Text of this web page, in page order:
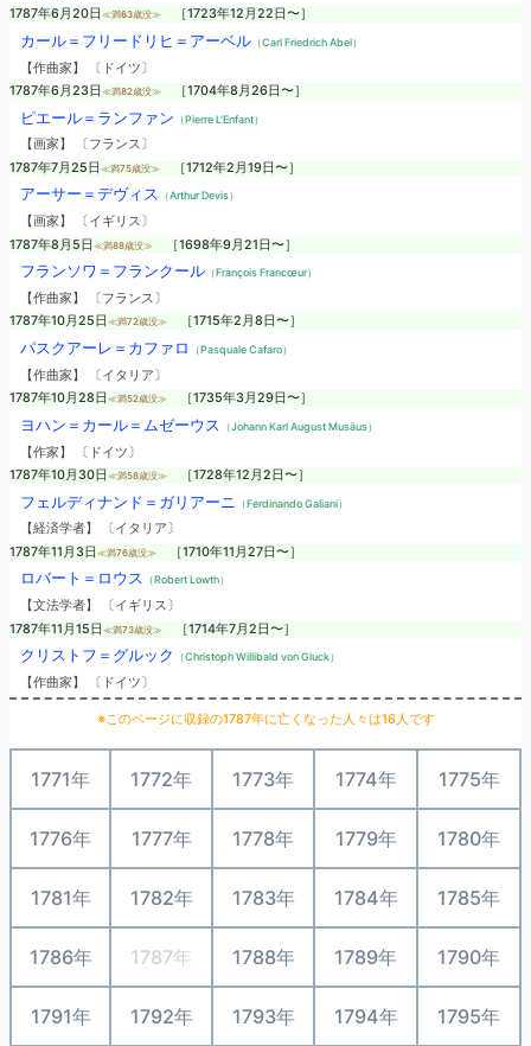
1787年6月20日 ≪満63歳没≫ ［1723年12月22日〜］
カール＝フリードリヒ＝アーベル（Carl Friedrich Abel）
【作曲家】 〔ドイツ〕
1787年6月23日 ≪満82歳没≫ ［1704年8月26日〜］
ピエール＝ランファン （Pierre L'Enfant）
【画家】 〔フランス〕
1787年7月25日 ≪満75歳没≫ ［1712年2月19日〜］
アーサー＝デヴィス （Arthur Devis）
【画家】 〔イギリス〕
1787年8月5日 ≪満88歳没≫ ［1698年9月21日〜］
フランソワ＝フランクール（François Francœur）
【作曲家】 〔フランス〕
1787年10月25日 ≪満72歳没≫ ［1715年2月8日〜］
パスクアーレ＝カファロ （Pasquale Cafaro）
【作曲家】 〔イタリア〕
1787年10月28日 ≪満52歳没≫ ［1735年3月29日〜］
ヨハン＝カール＝ムゼーウス （Johann Karl August Musäus）
【作家】 〔ドイツ〕
1787年10月30日 ≪満58歳没≫ ［1728年12月2日〜］
フェルディナンド＝ガリアーニ （Ferdinando Galiani）
【経済学者】 〔イタリア〕
1787年11月3日 ≪満76歳没≫ ［1710年11月27日〜］
ロバート＝ロウス （Robert Lowth）
【文法学者】 〔イギリス〕
1787年11月15日 ≪満73歳没≫ ［1714年7月2日〜］
クリストフ＝グルック （Christoph Willibald von Gluck）
【作曲家】 〔ドイツ〕
※このページに収録の1787年に亡くなった人々は16人です
1771年 1772年 1773年 1774年 1775年
1776年 1777年 1778年 1779年 1780年
1781年 1782年 1783年 1784年 1785年
1786年 1787年 1788年 1789年 1790年
1791年 1792年 1793年 1794年 1795年